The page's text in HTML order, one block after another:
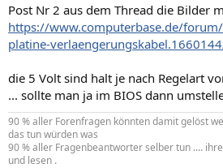
Post Nr 2 aus dem Thread die Bilder
https://www.computerbase.de/
platine-
die 5 Volt sind halt je nach Regelart
... sollte man ja im BIOS dann
90 % aller Forenfragen könnten damit gelöst
das tun würden was
90 % aller Fragenbeantworter selber tun ....
und lesen .